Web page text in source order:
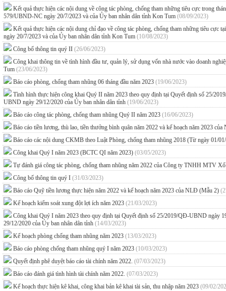
Kết quả thực hiện các nội dung về công tác phòng, chống tham những tiêu cực trong
579/UBND-NC ngày 20/7/2023 và của Ủy ban nhân dân tỉnh Kon Tum (08/09/2023)
Kết quả thực hiện các nội dung chỉ đạo về công tác phòng, chống tham những tiêu
ngày 20/7/2023 và của Ủy ban nhân dân tỉnh Kon Tum (10/08/2023)
Công bố thông tin quý II (26/06/2023)
Công khai thông tin về tình hình đầu tư, quản lý, sử dụng vốn nhà nước vào doanh
Tum (23/06/2023)
Báo cáo phòng, chống tham nhũng 06 tháng đầu năm 2023 (19/06/2023)
Tình hình thực hiện công khai Quý II năm 2023 theo quy định tại Quyết định số 25/
UBND ngày 29/12/2020 của Ủy ban nhân dân tỉnh (19/06/2023)
Báo cáo công tác phòng, chống tham nhũng Quý II năm 2023 (16/06/2023)
Báo cáo tiền lương, thù lao, tiền thưởng bình quân năm 2022 và kế hoạch năm 2023
Báo cáo các nội dung CKMB theo Luật Phòng, chống tham nhũng 2018 (Từ ngày 01/
Công khai Quý I năm 2023 (BCTC QI năm 2023) (03/05/2023)
Tự đánh giá công tác phòng, chống tham nhũng năm 2022 của Công ty TNHH MTV
Công bố thông tin quý I (31/03/2023)
Báo cáo Quỹ tiền lương thực hiện năm 2022 và kế hoạch năm 2023 của NLĐ (Mẫu 2)
Kế hoạch kiểm soát xung đột lợi ích năm 2023 (21/03/2023)
Công khai Quý I năm 2023 theo quy định tại Quyết định số 25/2019/QĐ-UBND
29/12/2020 của Ủy ban nhân dân tỉnh (14/03/2023)
Kế hoạch phòng chống tham nhũng năm 2023 (13/03/2023)
Báo cáo phòng chống tham nhũng quý I năm 2023 (10/03/2023)
Quyết định phê duyệt báo cáo tài chính năm 2022. (07/03/2023)
Báo cáo đánh giá tình hình tài chính năm 2022. (07/03/2023)
Kế hoạch thực hiện kê khai, công khai bản kê khai tài sản, thu nhập năm 2023 (09/02/